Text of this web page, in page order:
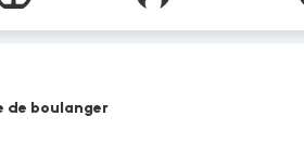
de boulanger